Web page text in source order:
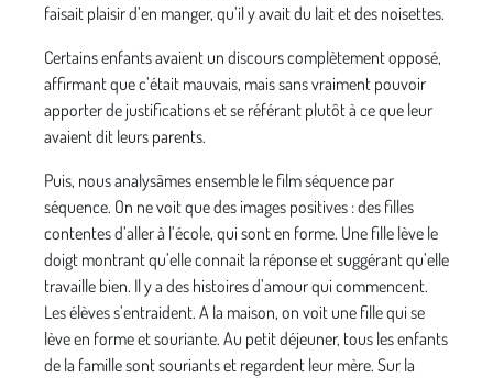
faisait plaisir d’en manger, qu’il y avait du lait et des noisettes.
Certains enfants avaient un discours complètement opposé,
affirmant que c’était mauvais, mais sans vraiment pouvoir
apporter de justifications et se référant plutôt à ce que leur
avaient dit leurs parents.
Puis, nous analysâmes ensemble le film séquence par
séquence. On ne voit que des images positives : des filles
contentes d’aller à l’école, qui sont en forme. Une fille lève le
doigt montrant qu’elle connait la réponse et suggérant qu’elle
travaille bien. Il y a des histoires d’amour qui commencent.
Les élèves s’entraident. A la maison, on voit une fille qui se
lève en forme et souriante. Au petit déjeuner, tous les enfants
de la famille sont souriants et regardent leur mère. Sur la